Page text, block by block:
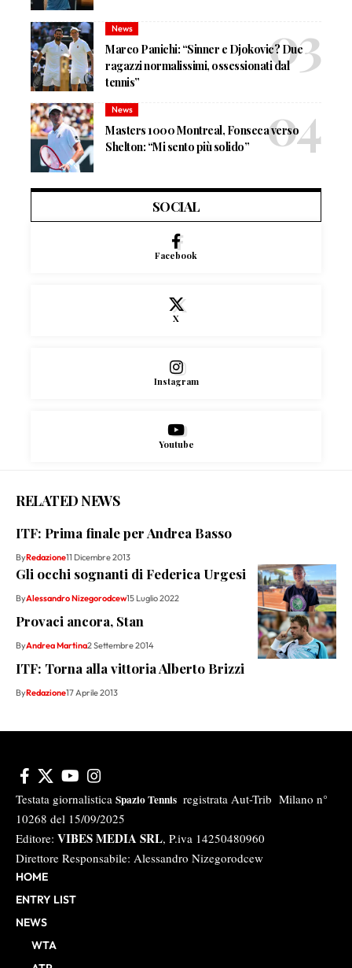
News
Marco Panichi: “Sinner e Djokovic? Due
ragazzi normalissimi, ossessionati dal
tennis”
News
Masters 1000 Montreal, Fonseca verso
Shelton: “Mi sento più solido”
SOCIAL
Facebook
X
Instagram
Youtube
RELATED NEWS
ITF: Prima finale per Andrea Basso
ByRedazione11 Dicembre 2013
Gli occhi sognanti di Federica Urgesi
ByAlessandro Nizegorodcew15 Luglio 2022
Provaci ancora, Stan
ByAndrea Martina2 Settembre 2014
ITF: Torna alla vittoria Alberto Brizzi
ByRedazione17 Aprile 2013
Testata giornalistica Spazio Tennis registrata Aut-Trib Milano n°
10268 del 15/09/2025
Editore: VIBES MEDIA SRL, P.iva 14250480960
Direttore Responsabile: Alessandro Nizegorodcew
HOME
ENTRY LIST
NEWS
WTA